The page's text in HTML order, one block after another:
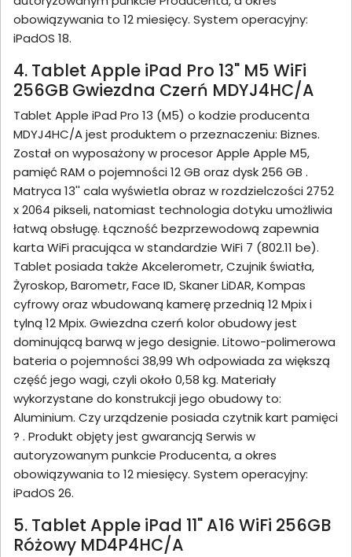
obowiązywania to 12 miesięcy. System operacyjny:
iPadOS 18.
4. Tablet Apple iPad Pro 13" M5 WiFi
256GB Gwiezdna Czerń MDYJ4HC/A
Tablet Apple iPad Pro 13 (M5) o kodzie producenta
MDYJ4HC/A jest produktem o przeznaczeniu: Biznes.
Został on wyposażony w procesor Apple Apple M5,
pamięć RAM o pojemności 12 GB oraz dysk 256 GB .
Matryca 13'' cala wyświetla obraz w rozdzielczości 2752
x 2064 pikseli, natomiast technologia dotyku umożliwia
łatwą obsługę. Łączność bezprzewodową zapewnia
karta WiFi pracująca w standardzie WiFi 7 (802.11 be).
Tablet posiada także Akcelerometr, Czujnik światła,
Żyroskop, Barometr, Face ID, Skaner LiDAR, Kompas
cyfrowy oraz wbudowaną kamerę przednią 12 Mpix i
tylną 12 Mpix. Gwiezdna czerń kolor obudowy jest
dominującą barwą w jego designie. Litowo-polimerowa
bateria o pojemności 38,99 Wh odpowiada za większą
część jego wagi, czyli około 0,58 kg. Materiały
wykorzystane do konstrukcji jego obudowy to:
Aluminium. Czy urządzenie posiada czytnik kart pamięci
? . Produkt objęty jest gwarancją Serwis w
autoryzowanym punkcie Producenta, a okres
obowiązywania to 12 miesięcy. System operacyjny:
iPadOS 26.
5. Tablet Apple iPad 11" A16 WiFi 256GB
Różowy MD4P4HC/A